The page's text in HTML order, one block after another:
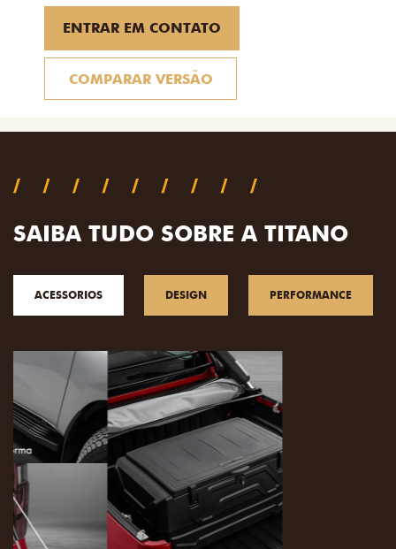
ENTRAR EM CONTATO
COMPARAR VERSÃO
SAIBA TUDO SOBRE A TITANO
ACESSORIOS DESIGN PERFORMANCE